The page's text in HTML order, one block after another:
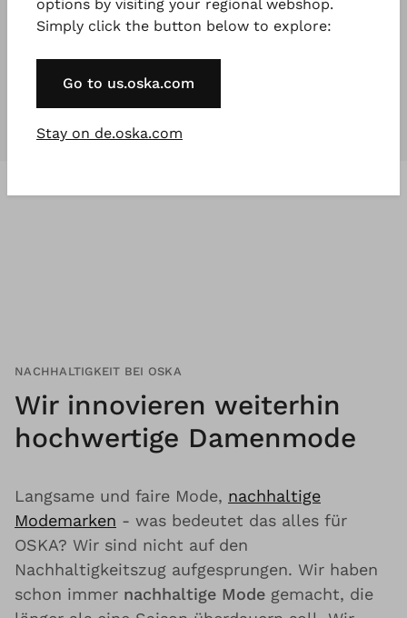
Unsere Kollektionensind fürjeden
der etwas Besonderes will.
NACHHALTIGKEIT BEI OSKA
Wir innovieren weiterhin
hochwertige Damenmode
Langsame und faire Mode, nachhaltige
Modemarken - was bedeutet das alles für
OSKA? Wir sind nicht auf den
Nachhaltigkeitszug aufgesprungen. Wir haben
schon immer nachhaltige Mode gemacht, die
options by visiting your regional webshop.
Simply click the button below to explore:
Go to us.oska.com
Stay on de.oska.com